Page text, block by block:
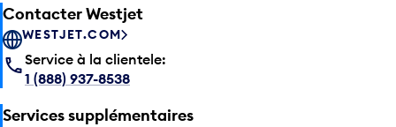
Contacter Westjet
WESTJET.COM
Service à la clientele:
1 (888) 937-8538
Services supplémentaires